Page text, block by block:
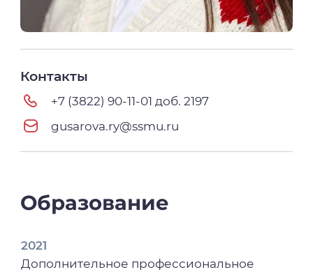
Контакты
+7 (3822) 90-11-01 доб. 2197
gusarova.ry@ssmu.ru
Образование
2021
Дополнительное профессиональное